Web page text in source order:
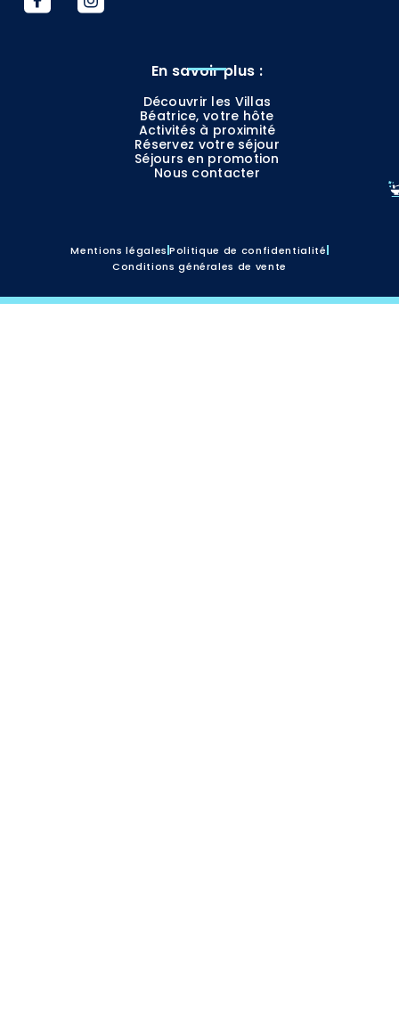
En savoir plus :
Découvrir les Villas
Béatrice, votre hôte
Activités à proximité
Réservez votre séjour
Séjours en promotion
Nous contacter
Mentions légalesPolitique de confidentialité
Conditions générales de vente